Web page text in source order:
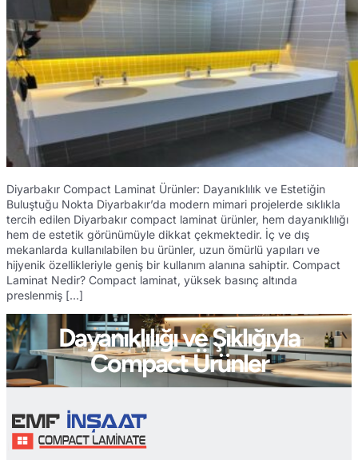
Diyarbakır Compact Laminat Ürünler: Dayanıklılık ve Estetiğin
Buluştuğu Nokta Diyarbakır’da modern mimari projelerde sıklıkla
tercih edilen Diyarbakır compact laminat ürünler, hem dayanıklılığı
hem de estetik görünümüyle dikkat çekmektedir. İç ve dış
mekanlarda kullanılabilen bu ürünler, uzun ömürlü yapıları ve
hijyenik özellikleriyle geniş bir kullanım alanına sahiptir. Compact
Laminat Nedir? Compact laminat, yüksek basınç altında
preslenmiş […]
Dayanıklılığı ve Şıklığıyla
Compact Ürünler